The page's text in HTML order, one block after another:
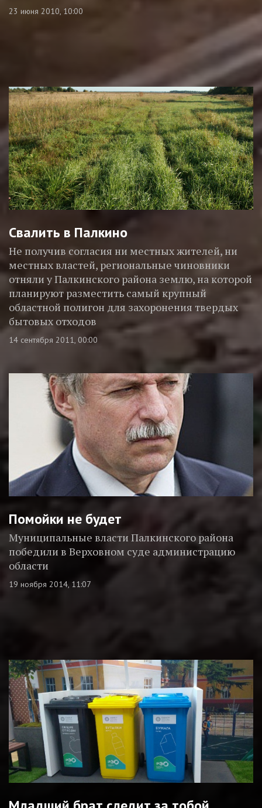
23 июня 2010, 10:00
Свалить в Палкино
Не получив согласия ни местных жителей, ни
местных властей, региональные чиновники
отняли у Палкинского района землю, на которой
планируют разместить самый крупный
областной полигон для захоронения твердых
бытовых отходов
14 сентября 2011, 00:00
Помойки не будет
Муниципальные власти Палкинского района
победили в Верховном суде администрацию
области
19 ноября 2014, 11:07